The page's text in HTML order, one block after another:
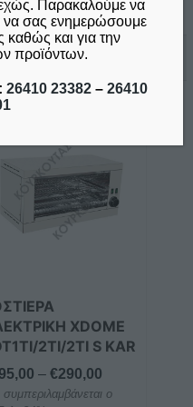
XDOME
2TI/2TI S KAR
– €290,00Price
range:
συμπεριλαμβάνεται ο
Παρακαλούμε να
να σας ενημερώσουμε
καθώς και για την
προϊόντων.
26410 23382 – 26410